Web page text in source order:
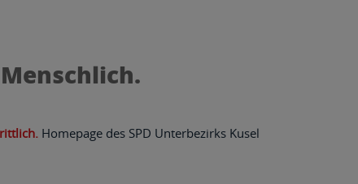
Homepage des SPD Unterbezirks Kusel